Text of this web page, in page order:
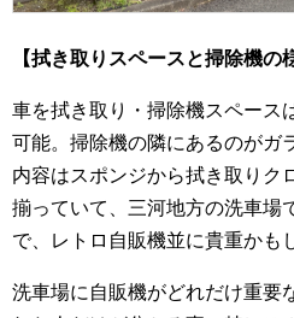
【拭き取りスペースと掃除機の
車を拭き取り・掃除機スペース
可能。掃除機の隣にあるのがガ
内容はスポンジから拭き取りク
揃っていて、三河地方の洗車場
で、レトロ自販機並に貴重かも
洗車場に自販機がどれだけ重要